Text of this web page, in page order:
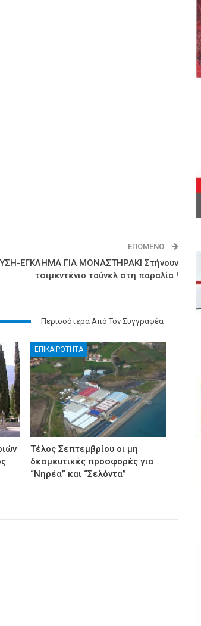
ΕΠΌΜΕΝΟ
ΕΓΚΛΗΜΑ ΓΙΑ ΜΟΝΑΣΤΗΡΑΚΙ Στήνουν
τσιμεντένιο τούνελ στη παραλία !
Περισσότερα Από Τον Συγγραφέα
ΕΠΙΚΑΙΡΟΤΗΤΑ
Τέλος Σεπτεμβρίου οι μη
δεσμευτικές προσφορές για
“Νηρέα” και “Σελόντα”